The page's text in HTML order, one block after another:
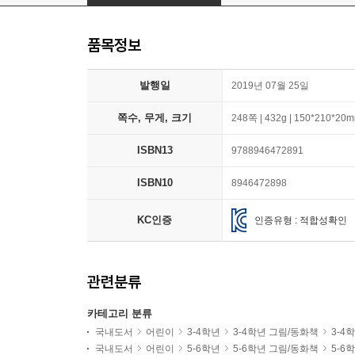
품목정보
발행일 2019년 07월 25일
쪽수, 무게, 크기 248쪽 | 432g |
ISBN13 9788946472891
ISBN10 8946472898
KC인증 인증유형 : 적합성확인
관련분류
카테고리 분류
국내도서 어린이 3-4학년 3-4학년 그림/동화책
3-4
국내도서
어린이 5-6학년 5-6학년 그림/동화책
5-6